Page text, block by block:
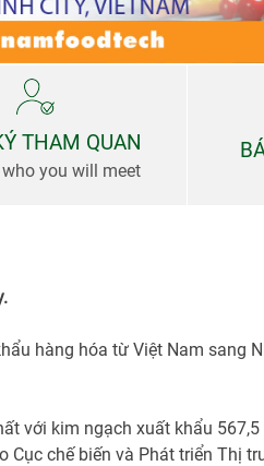
THAM QUAN
you will meet
hàng hóa từ Việt Nam sang
với kim ngạch xuất khẩu 567,5
Cục chế biến và Phát triển Thị